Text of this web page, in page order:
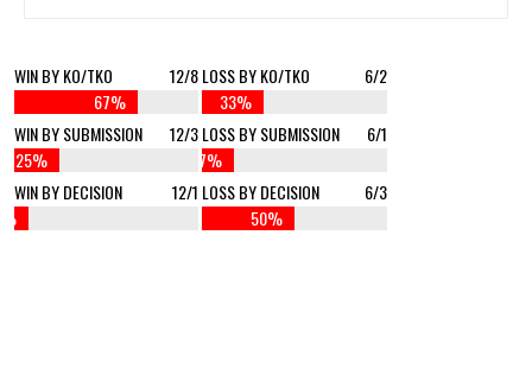
WIN BY KO/TKO
12/8
67%
WIN BY SUBMISSION
12/3
25%
WIN BY DECISION
12/1
LOSS BY KO/TKO
6/2
33%
LOSS BY SUBMISSION
6/1
17%
LOSS BY DECISION
6/3
50%